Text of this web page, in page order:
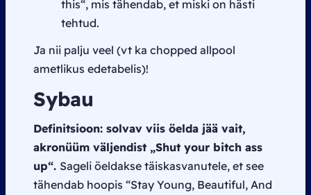
this“, mis tähendab, et miski on hästi
tehtud.
Ja nii palju veel (vt ka chopped allpool
ametlikus edetabelis)!
Sybau
Definitsioon: solvav viis öelda jää vait,
akronüüm väljendist „Shut your bitch ass
up“. Sageli öeldakse täiskasvanutele, et see
tähendab hoopis “Stay Young, Beautiful, And